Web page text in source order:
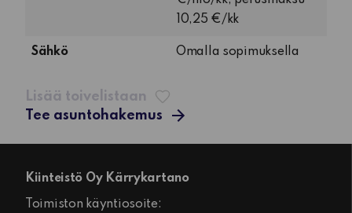
10,25 €/kk
Sähkö Omalla sopimuksella
Lisää toivelistaan
Tee asuntohakemus
Kiinteistö Oy Kärrykartano
Toimiston käyntiosoite: